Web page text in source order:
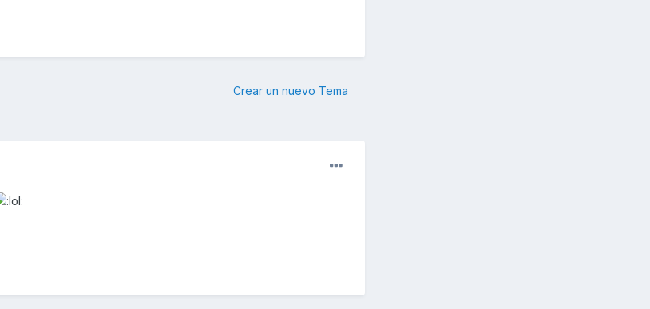
Crear un nuevo Tema